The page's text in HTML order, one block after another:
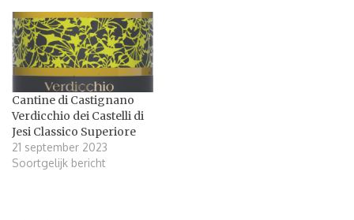
Cantine di Castignano
Verdicchio dei Castelli di
Jesi Classico Superiore
21 september 2023
Soortgelijk bericht